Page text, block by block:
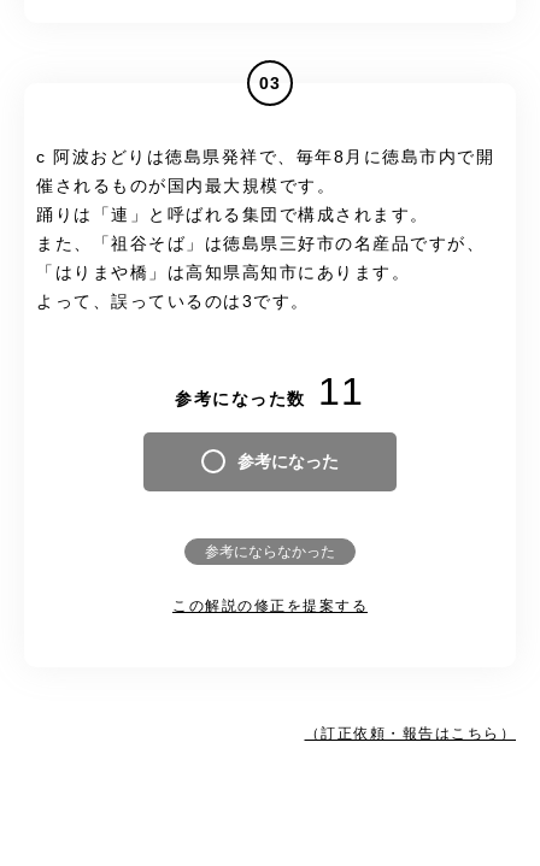
03
c 阿波おどりは徳島県発祥で、毎年8月に徳島市内で開
催されるものが国内最大規模です。
踊りは「連」と呼ばれる集団で構成されます。
また、「祖谷そば」は徳島県三好市の名産品ですが、
「はりまや橋」は高知県高知市にあります。
よって、誤っているのは3です。
参考になった数 11
参考になった
参考にならなかった
この解説の修正を提案する
（訂正依頼・報告はこちら）